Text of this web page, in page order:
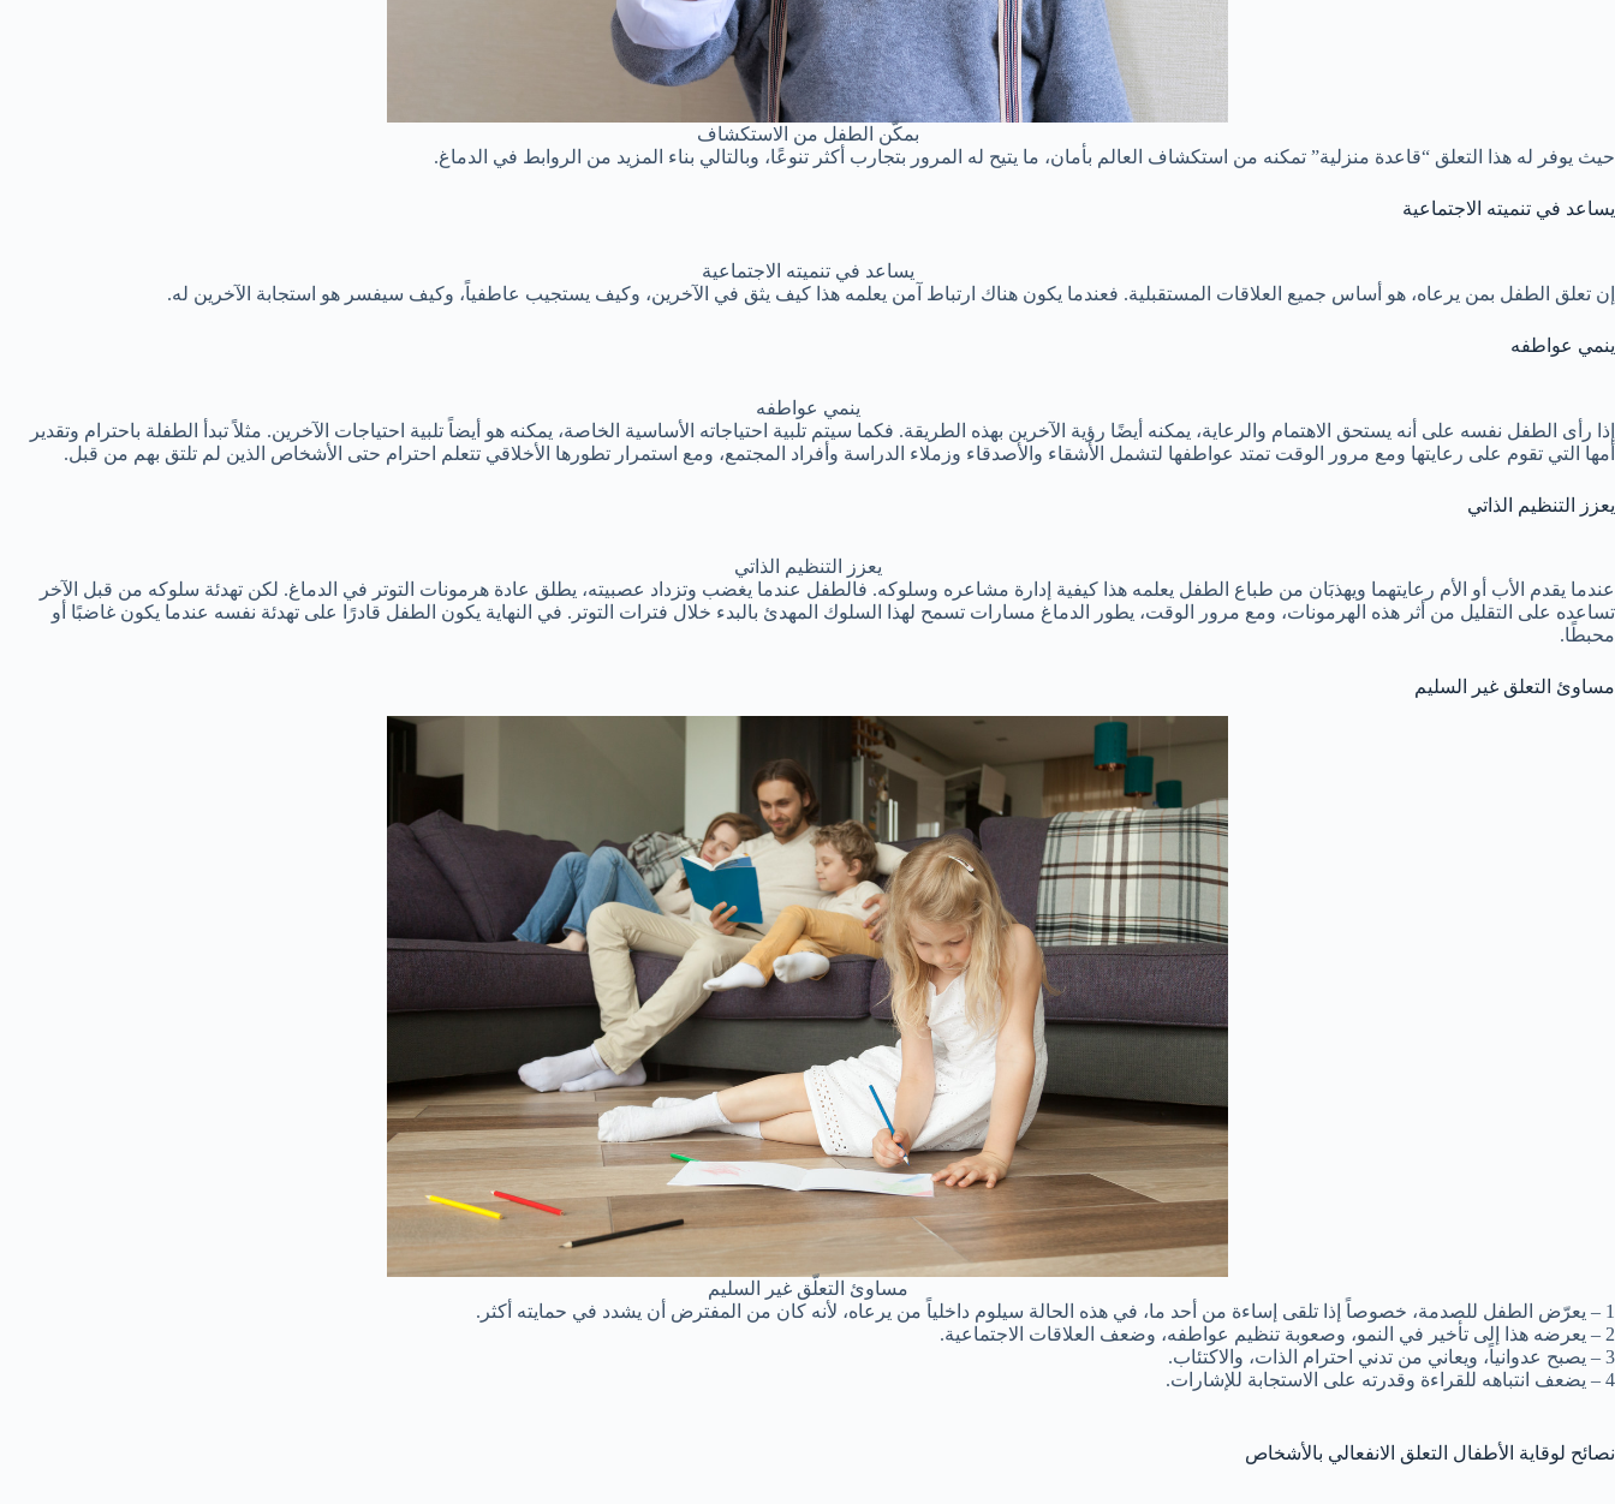
بمكّن الطفل من الاستكشاف
حيث يوفر له هذا التعلق “قاعدة منزلية” تمكنه من استكشاف العالم بأمان، ما يتيح له المرور بتجارب أكثر تنوعًا، وبالتالي بناء المزيد من الروابط في الدماغ.
يساعد في تنميته الاجتماعية
يساعد في تنميته الاجتماعية
إن تعلق الطفل بمن يرعاه، هو أساس جميع العلاقات المستقبلية. فعندما يكون هناك ارتباط آمن يعلمه هذا كيف يثق في الآخرين، وكيف يستجيب عاطفياً، وكيف سيفسر هو استجابة الآخرين له.
ينمي عواطفه
ينمي عواطفه
إذا رأى الطفل نفسه على أنه يستحق الاهتمام والرعاية، يمكنه أيضًا رؤية الآخرين بهذه الطريقة. فكما سيتم تلبية احتياجاته الأساسية الخاصة، يمكنه هو أيضاً تلبية احتياجات الآخرين. مثلاً تبدأ الطفلة باحترام وتقدير
أمها التي تقوم على رعايتها ومع مرور الوقت تمتد عواطفها لتشمل الأشقاء والأصدقاء وزملاء الدراسة وأفراد المجتمع، ومع استمرار تطورها الأخلاقي تتعلم احترام حتى الأشخاص الذين لم تلتق بهم من قبل.
يعزز التنظيم الذاتي
يعزز التنظيم الذاتي
عندما يقدم الأب أو الأم رعايتهما ويهذبَان من طباع الطفل يعلمه هذا كيفية إدارة مشاعره وسلوكه. فالطفل عندما يغضب وتزداد عصبيته، يطلق عادة هرمونات التوتر في الدماغ. لكن تهدئة سلوكه من قبل الآخر
تساعده على التقليل من أثر هذه الهرمونات، ومع مرور الوقت، يطور الدماغ مسارات تسمح لهذا السلوك المهدئ بالبدء خلال فترات التوتر. في النهاية يكون الطفل قادرًا على تهدئة نفسه عندما يكون غاضبًا أو
محبطًا.
مساوئ التعلق غير السليم
مساوئ التعلّق غير السليم
1 – يعرّض الطفل للصدمة، خصوصاً إذا تلقى إساءة من أحد ما، في هذه الحالة سيلوم داخلياً من يرعاه، لأنه كان من المفترض أن يشدد في حمايته أكثر.
2 – يعرضه هذا إلى تأخير في النمو، وصعوبة تنظيم عواطفه، وضعف العلاقات الاجتماعية.
3 – يصبح عدوانياً، ويعاني من تدني احترام الذات، والاكتئاب.
4 – يضعف انتباهه للقراءة وقدرته على الاستجابة للإشارات.
نصائح لوقاية الأطفال التعلق الانفعالي بالأشخاص